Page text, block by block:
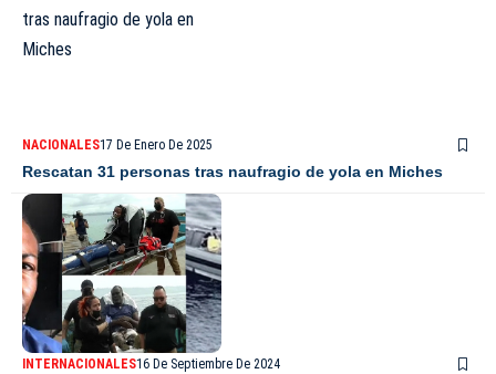
NACIONALES17 De Enero De 2025
Rescatan 31 personas tras naufragio de yola en Miches
INTERNACIONALES16 De Septiembre De 2024